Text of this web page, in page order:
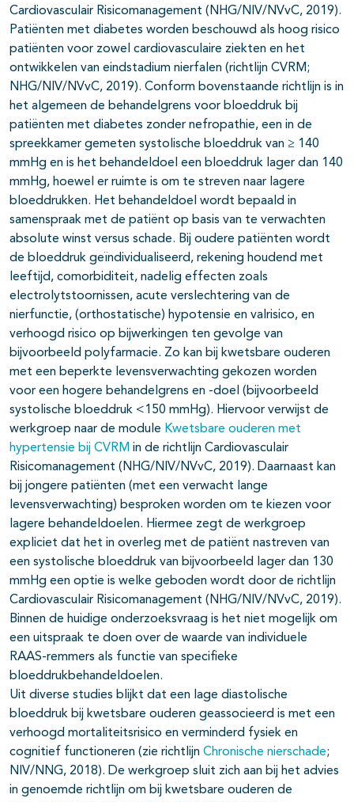
Cardiovasculair Risicomanagement (NHG/NIV/NVvC, 2019).
Patiënten met diabetes worden beschouwd als hoog risico
patiënten voor zowel cardiovasculaire ziekten en het
ontwikkelen van eindstadium nierfalen (richtlijn CVRM;
NHG/NIV/NVvC, 2019). Conform bovenstaande richtlijn is in
het algemeen de behandelgrens voor bloeddruk bij
patiënten met diabetes zonder nefropathie, een in de
spreekkamer gemeten systolische bloeddruk van ≥ 140
mmHg en is het behandeldoel een bloeddruk lager dan 140
mmHg, hoewel er ruimte is om te streven naar lagere
bloeddrukken. Het behandeldoel wordt bepaald in
samenspraak met de patiënt op basis van te verwachten
absolute winst versus schade. Bij oudere patiënten wordt
de bloeddruk geïndividualiseerd, rekening houdend met
leeftijd, comorbiditeit, nadelig effecten zoals
electrolytstoornissen, acute verslechtering van de
nierfunctie, (orthostatische) hypotensie en valrisico, en
verhoogd risico op bijwerkingen ten gevolge van
bijvoorbeeld polyfarmacie. Zo kan bij kwetsbare ouderen
met een beperkte levensverwachting gekozen worden
voor een hogere behandelgrens en -doel (bijvoorbeeld
systolische bloeddruk <150 mmHg). Hiervoor verwijst de
werkgroep naar de module Kwetsbare ouderen met
hypertensie bij CVRM in de richtlijn Cardiovasculair
Risicomanagement (NHG/NIV/NVvC, 2019). Daarnaast kan
bij jongere patiënten (met een verwacht lange
levensverwachting) besproken worden om te kiezen voor
lagere behandeldoelen. Hiermee zegt de werkgroep
expliciet dat het in overleg met de patiënt nastreven van
een systolische bloeddruk van bijvoorbeeld lager dan 130
mmHg een optie is welke geboden wordt door de richtlijn
Cardiovasculair Risicomanagement (NHG/NIV/NVvC, 2019).
Binnen de huidige onderzoeksvraag is het niet mogelijk om
een uitspraak te doen over de waarde van individuele
RAAS-remmers als functie van specifieke
bloeddrukbehandeldoelen.
Uit diverse studies blijkt dat een lage diastolische
bloeddruk bij kwetsbare ouderen geassocieerd is met een
verhoogd mortaliteitsrisico en verminderd fysiek en
cognitief functioneren (zie richtlijn Chronische nierschade;
NIV/NNG, 2018). De werkgroep sluit zich aan bij het advies
in genoemde richtlijn om bij kwetsbare ouderen de